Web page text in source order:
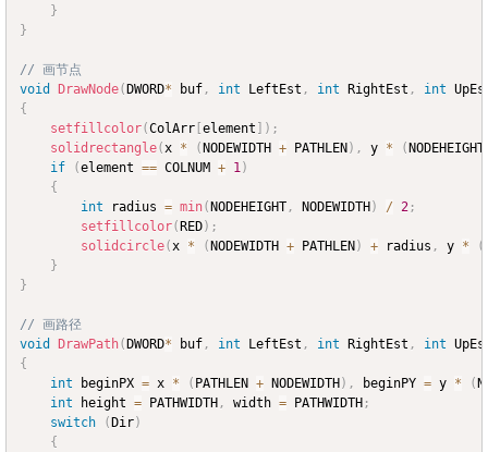
}
}
// 画节点
void
DrawNode(DWORD* buf , int LeftEst , int RightEst , int
{
setfillcolor(ColArr [element ] ) ;
solidrectangle( x * (NODEWIDTH + PATHLEN) , y * (
if
(element == COLNUM + 1 )
{
int radius = min(NODEHEIGHT , NODEWIDTH) / 2 ;
setfillcolor(RED) ;
solidcircle( x * (NODEWIDTH + PATHLEN) + radius , y * (
}
}
// 画路径
void
DrawPath(DWORD* buf , int LeftEst , int RightEst , int
{
int beginPX = x * ( PATHLEN + NODEWIDTH) , beginPY = y * (
int height = PATHWIDTH , width = PATHWIDTH ;
switch
(Dir)
{